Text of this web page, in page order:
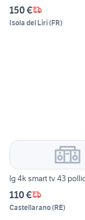
150 €
Isola del Liri(FR)
lg 4k smart tv 43
110 €
Castellarano(RE)